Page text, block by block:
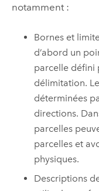
notamment :
Bornes et
d’abord un
parcelle défini
délimitation.
déterminées
directions.
parcelles
parcelles et
physiques.
Descriptions